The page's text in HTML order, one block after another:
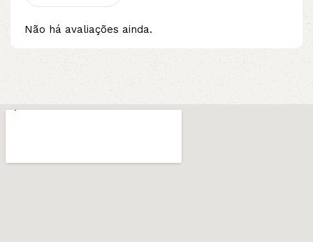
Não há avaliações ainda.